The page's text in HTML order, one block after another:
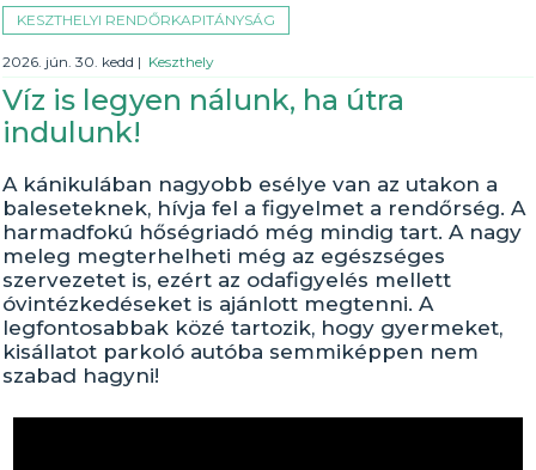
KESZTHELYI RENDŐRKAPITÁNYSÁG
2026. jún. 30. kedd | Keszthely
Víz is legyen nálunk, ha útra
indulunk!
A kánikulában nagyobb esélye van az utakon a
baleseteknek, hívja fel a figyelmet a rendőrség. A
harmadfokú hőségriadó még mindig tart. A nagy
meleg megterhelheti még az egészséges
szervezetet is, ezért az odafigyelés mellett
óvintézkedéseket is ajánlott megtenni. A
legfontosabbak közé tartozik, hogy gyermeket,
kisállatot parkoló autóba semmiképpen nem
szabad hagyni!